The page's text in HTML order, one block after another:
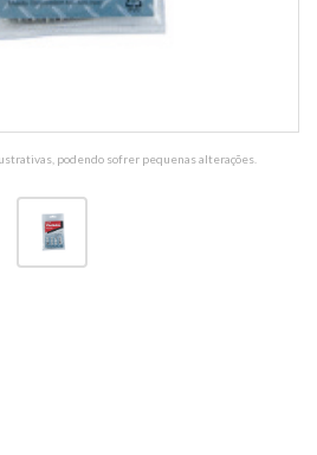
podendo sofrer pequenas alterações.